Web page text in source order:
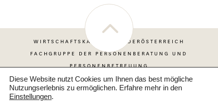
WIRTSCHAFTSKAMMER NIEDERÖSTERREICH
FACHGRUPPE DER PERSONENBERATUNG UND
PERSONENBETREUUNG
Impressum
Diese Website nutzt Cookies um Ihnen das best mögliche
Nutzungserlebnis zu ermöglichen. Erfahre mehr in den
Einstellungen.